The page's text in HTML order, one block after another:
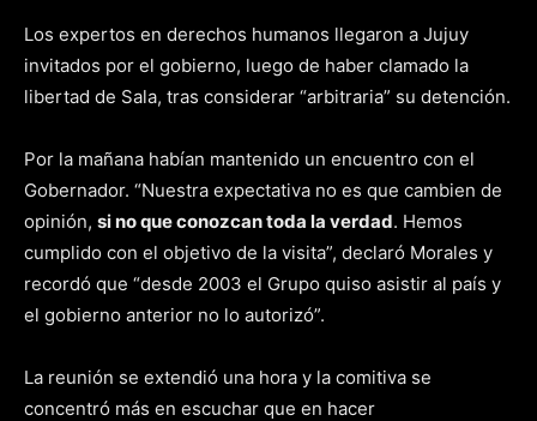
Los expertos en derechos humanos llegaron a Jujuy
invitados por el gobierno, luego de haber clamado la
libertad de Sala, tras considerar “arbitraria” su detención.
Por la mañana habían mantenido un encuentro con el
Gobernador. “Nuestra expectativa no es que cambien de
opinión, si no que conozcan toda la verdad. Hemos
cumplido con el objetivo de la visita”, declaró Morales y
recordó que “desde 2003 el Grupo quiso asistir al país y
el gobierno anterior no lo autorizó”.
La reunión se extendió una hora y la comitiva se
concentró más en escuchar que en hacer